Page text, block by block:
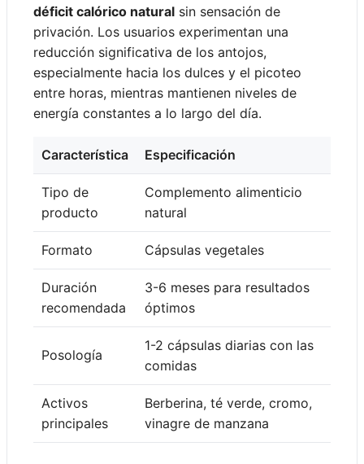
déficit calórico natural sin sensación de
privación. Los usuarios experimentan una
reducción significativa de los antojos,
especialmente hacia los dulces y el picoteo
entre horas, mientras mantienen niveles de
energía constantes a lo largo del día.
Característica Especificación
Tipo de
producto
Complemento alimenticio
natural
Formato Cápsulas vegetales
Duración
recomendada
3-6 meses para resultados
óptimos
Posología
1-2 cápsulas diarias con las
comidas
Activos
principales
Berberina, té verde, cromo,
vinagre de manzana